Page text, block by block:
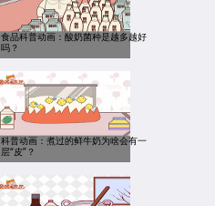
食品科普动画：酸奶菌种是越多越好
吗？
科普动画：煮过的鲜牛奶为啥会有一
层“皮”？